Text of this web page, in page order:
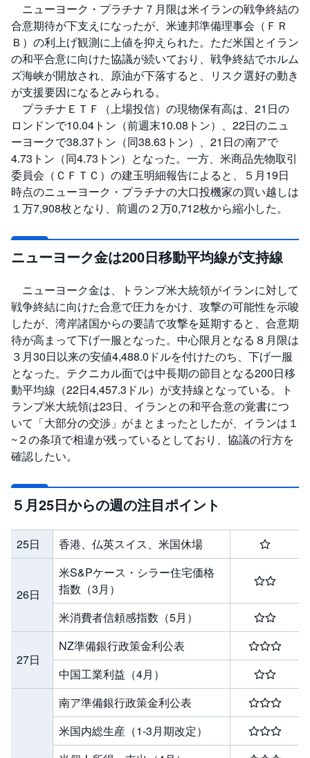
6
5)
店
頭
C
F
D
S
T(
セ
キ
ュ
リ
テ
ィ
・
ト
ン
BI
ラ
ッ
プ
ロ
ボ
ア
ド
(
R
O
B
O
P
R
O
D
C
o
ニューヨーク・プラチナ７月限は米イランの戦争終結の
合意期待が下支えになったが、米連邦準備理事会（ＦＲ
Ｂ）の利上げ観測に上値を抑えられた。ただ米国とイラン
の和平合意に向けた協議が続いており、戦争終結でホルム
ズ海峡が開放され、原油が下落すると、リスク選好の動き
が支援要因になるとみられる。
プラチナＥＴＦ（上場投信）の現物保有高は、21日の
ロンドンで10.04トン（前週末10.08トン）、22日のニュ
ーヨークで38.37トン（同38.63トン）、21日の南アで
4.73トン（同4.73トン）となった。一方、米商品先物取引
委員会（ＣＦＴＣ）の建玉明細報告によると、５月19日
時点のニューヨーク・プラチナの大口投機家の買い越しは
１万7,908枚となり、前週の２万0,712枚から縮小した。
ニューヨーク金は200日移動平均線が支持線
ニューヨーク金は、トランプ米大統領がイランに対して
戦争終結に向けた合意で圧力をかけ、攻撃の可能性を示唆
したが、湾岸諸国からの要請で攻撃を延期すると、合意期
待が高まって下げ一服となった。中心限月となる８月限は
３月30日以来の安値4,488.0ドルを付けたのち、下げ一服
となった。テクニカル面では中長期の節目となる200日移
動平均線（22日4,457.3ドル）が支持線となっている。ト
ランプ米大統領は23日、イランとの和平合意の覚書につ
いて「大部分の交渉」がまとまったとしたが、イランは１
~２の条項で相違が残っているとしており、協議の行方を
確認したい。
５月25日からの週の注目ポイント
25日 香港、仏英スイス、米国休場
26日
米S&Pケース・シラー住宅価格
指数（3月）
米消費者信頼感指数（5月）
27日
NZ準備銀行政策金利公表
中国工業利益（4月）
南ア準備銀行政策金利公表
米国内総生産（1-3月期改定）